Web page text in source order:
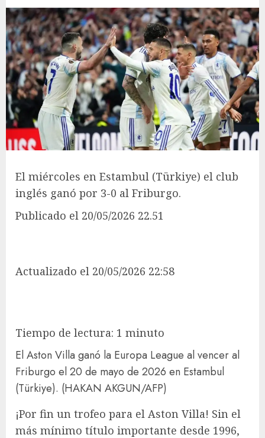
El miércoles en Estambul (Türkiye) el club
inglés ganó por 3-0 al Friburgo.
Publicado el 20/05/2026 22.51
Actualizado el 20/05/2026 22:58
Tiempo de lectura: 1 minuto
El Aston Villa ganó la Europa League al vencer al
Friburgo el 20 de mayo de 2026 en Estambul
(Türkiye). (HAKAN AKGUN/AFP)
¡Por fin un trofeo para el Aston Villa! Sin el
más mínimo título importante desde 1996,